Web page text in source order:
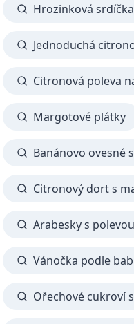
Hrozinková
Jednoduchá
Citronová poleva
Margotové plátky
Banánovo ovesné
Citronový dort s
Arabesky s polevou
Vánočka podle
Ořechové cukroví